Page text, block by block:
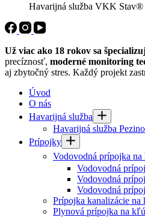
Havarijná služba VKK Stav®
Už viac ako 18 rokov sa
precíznosť, moderné monitoring
aj zbytočný stres. Každý projekt
Úvod
O nás
Havarijná služba
Havarijná služba
Prípojky
Vodovodná prípojka
Vodovodná
Vodovodná
Vodovodná
Prípojka kanalizácie
Plynová prípojka na